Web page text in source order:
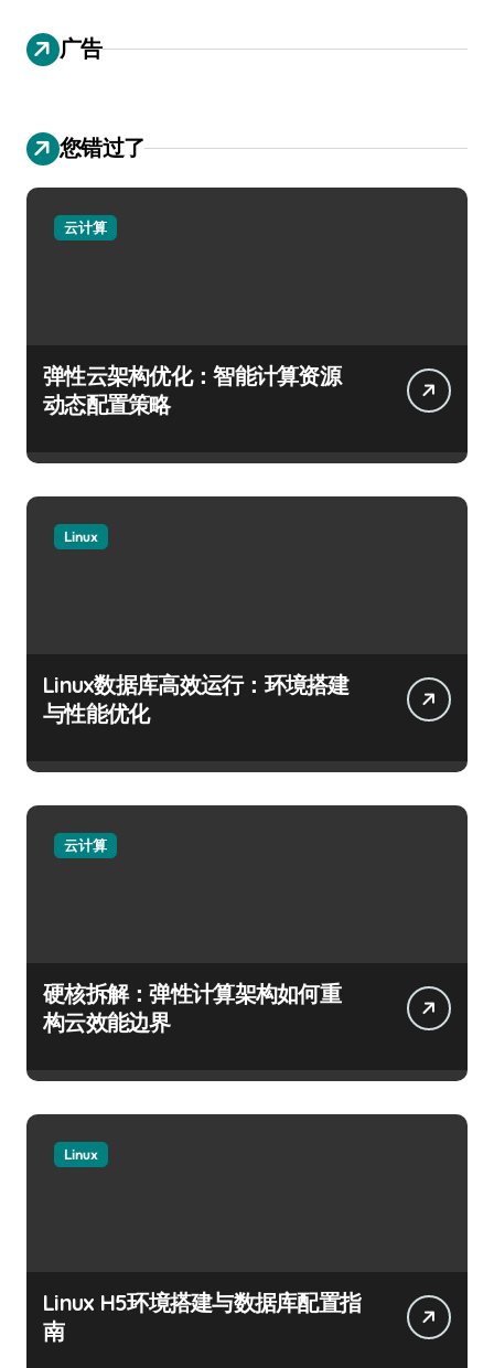
广告
您错过了
云计算
弹性云架构优化：智能计算资源
动态配置策略
Linux
Linux数据库高效运行：环境搭建
与性能优化
云计算
硬核拆解：弹性计算架构如何重
构云效能边界
Linux
Linux H5环境搭建与数据库配置指
南